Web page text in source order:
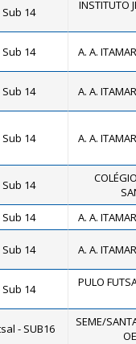
14 INSTITUTO
14 A. A.
14 A. A.
14 A. A.
14
14 A. A.
14 A. A.
14 PULO
- SUB16
SEME/